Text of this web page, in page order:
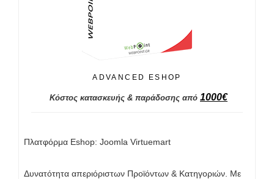
ADVANCED ESHOP
Κόστος κατασκευής & παράδοσης από 1000€
Πλατφόρμα Eshop: Joomla Virtuemart
Δυνατότητα απεριόριστων Προϊόντων & Κατηγοριών. Με